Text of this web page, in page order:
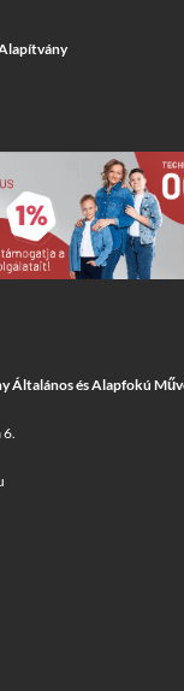
Általános és Alapfokú